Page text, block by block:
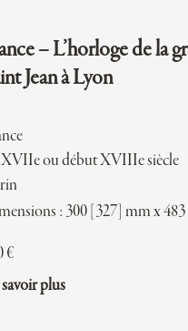
– L’horloge de la
Jean à Lyon
ou début XVIIIe siècle
: 300 [327] mm x
€
plus